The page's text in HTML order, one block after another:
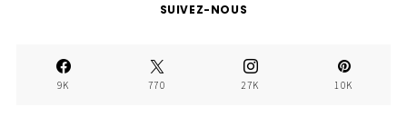
SUIVEZ-NOUS
9K 770 27K 10K